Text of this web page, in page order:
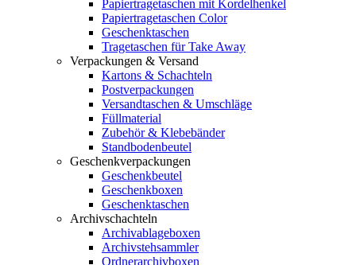
Papiertragetaschen mit Kordelhenkel
Papiertragetaschen Color
Geschenktaschen
Tragetaschen für Take Away
Verpackungen & Versand
Kartons & Schachteln
Postverpackungen
Versandtaschen & Umschläge
Füllmaterial
Zubehör & Klebebänder
Standbodenbeutel
Geschenkverpackungen
Geschenkbeutel
Geschenkboxen
Geschenktaschen
Archivschachteln
Archivablageboxen
Archivstehsammler
Ordnerarchivboxen